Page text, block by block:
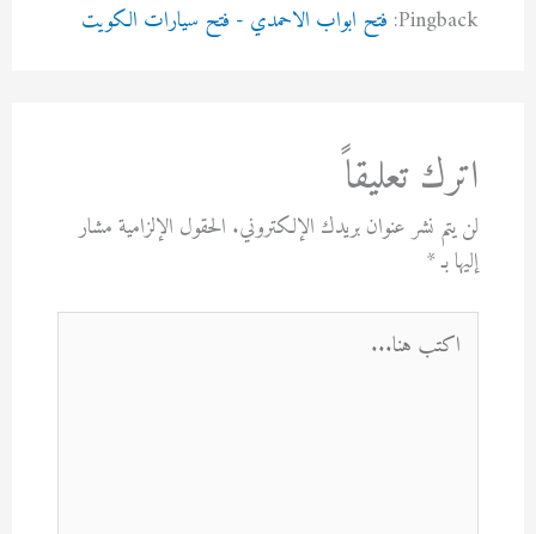
Pingback: فتح ابواب الاحمدي - فتح سيارات الكويت
اترك تعليقاً
لن يتم نشر عنوان بريدك الإلكتروني. الحقول الإلزامية مشار
إليها بـ*
اكتب
هنا...